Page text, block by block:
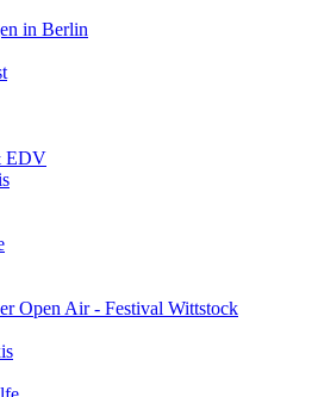
in Berlin
EDV
Open Air - Festival Wittstock